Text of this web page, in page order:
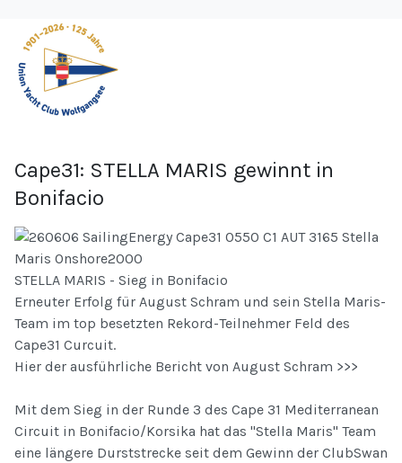
Cape31: STELLA MARIS gewinnt in
Bonifacio
STELLA MARIS - Sieg in Bonifacio
Erneuter Erfolg für August Schram und sein Stella Maris-
Team im top besetzten Rekord-Teilnehmer Feld des
Cape31 Curcuit.
Hier der ausführliche Bericht von August Schram >>>
Mit dem Sieg in der Runde 3 des Cape 31 Mediterranean
Circuit in Bonifacio/Korsika hat das "Stella Maris" Team
eine längere Durststrecke seit dem Gewinn der ClubSwan